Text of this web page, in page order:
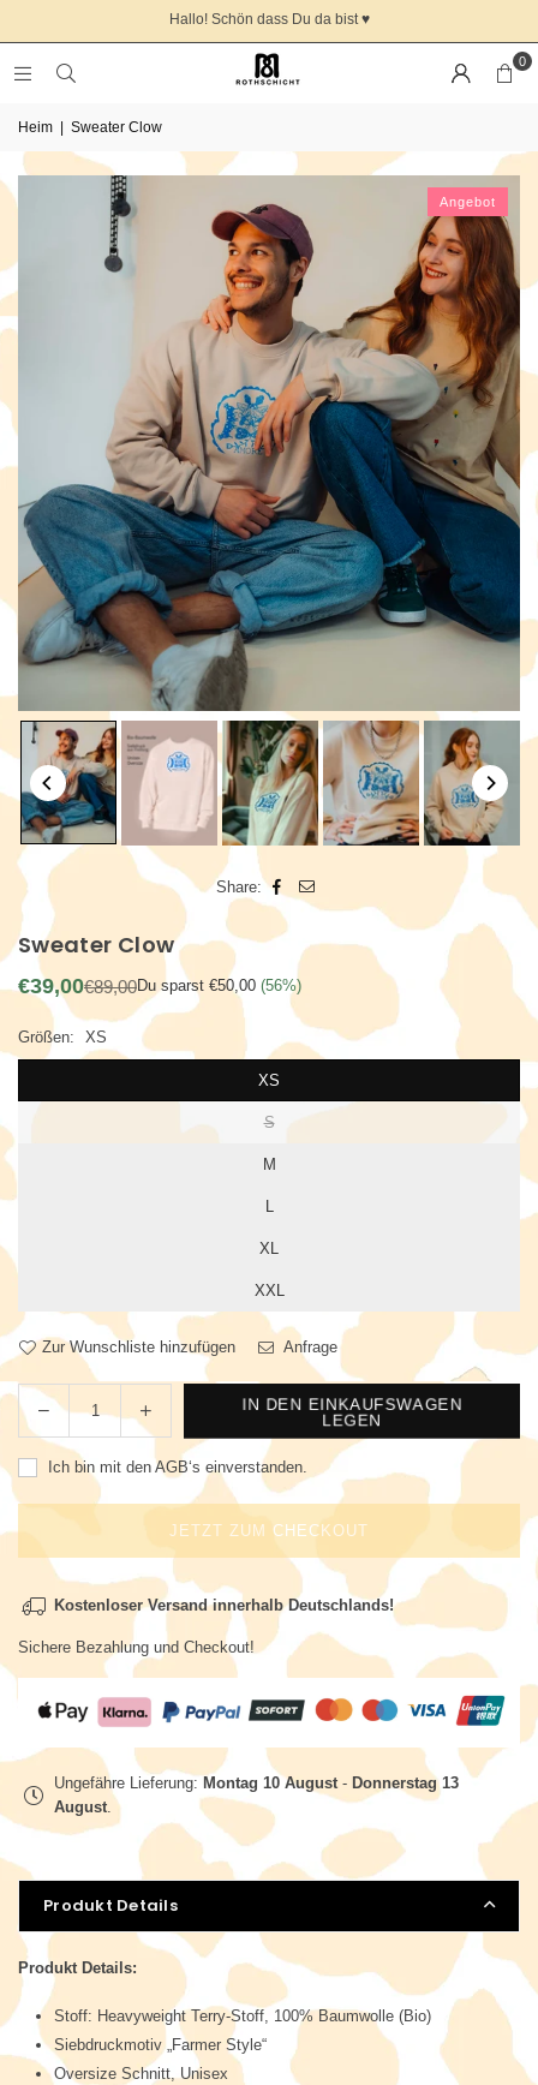
Hallo! Schön dass Du da bist ♥️
0
Heim Sweater Clow
Angebot
Share:
Sweater Clow
Normaler
Preis
€39,00€89,00Du sparst €50,00 (56%)
Größen: XS
XS
S
M
XL
XXL
Zur Wunschliste hinzufügen Anfrage
Menge
IN DEN EINKAUFSWAGEN
LEGEN
Ich bin mit den AGB‘s einverstanden.
JETZT ZUM CHECKOUT
Kostenloser Versand innerhalb Deutschlands!
Sichere Bezahlung und Checkout!
Ungefähre Lieferung: Montag 10 August- Donnerstag 13
August.
Produkt Details
Produkt Details:
Stoff: Heavyweight Terry-Stoff, 100% Baumwolle (Bio)
Siebdruckmotiv „Farmer Style“
Oversize Schnitt, Unisex